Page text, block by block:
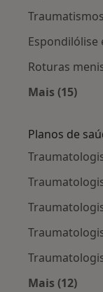
Espondilólise
Roturas
Mais (15)
Planos de
Mais (12)